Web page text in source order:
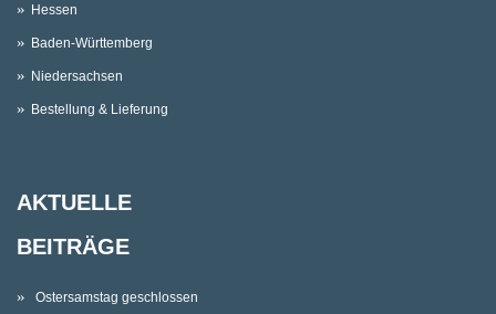
Hessen
Baden-Württemberg
Niedersachsen
Bestellung & Lieferung
AKTUELLE
BEITRÄGE
Ostersamstag geschlossen